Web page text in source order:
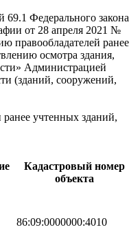
Федерального закона
от 28 апреля 2021 №
правообладателей ранее
осмотра здания,
Администрацией
(зданий, сооружений,
учтенных зданий,
Кадастровый номер
объекта
86:09:0000000:4010